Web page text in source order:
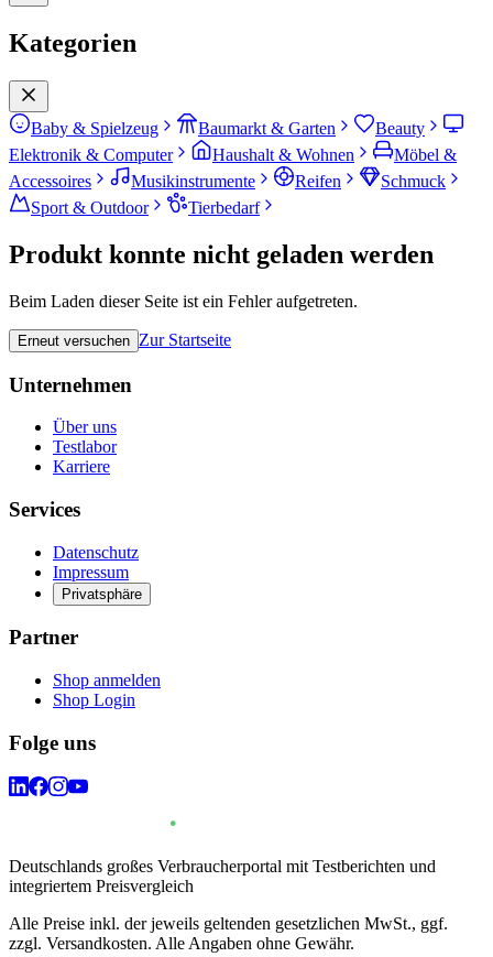
Kategorien
Baby & Spielzeug Baumarkt & Garten
Beauty
Elektronik & Computer
Haushalt & Wohnen
Möbel &
Accessoires
Musikinstrumente Reifen
Schmuck
Sport & Outdoor
Tierbedarf
Produkt konnte nicht geladen werden
Beim Laden dieser Seite ist ein Fehler aufgetreten.
Erneut versuchen Zur Startseite
Unternehmen
Über uns
Testlabor
Karriere
Services
Datenschutz
Impressum
Privatsphäre
Partner
Shop anmelden
Shop Login
Folge uns
Deutschlands großes Verbraucherportal mit Testberichten und
integriertem Preisvergleich
Alle Preise inkl. der jeweils geltenden gesetzlichen MwSt., ggf.
zzgl. Versandkosten. Alle Angaben ohne Gewähr.